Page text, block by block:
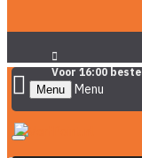
Voor 16:00
Menu